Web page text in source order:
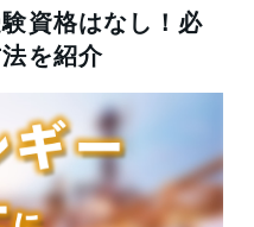
資格はなし！必
を紹介